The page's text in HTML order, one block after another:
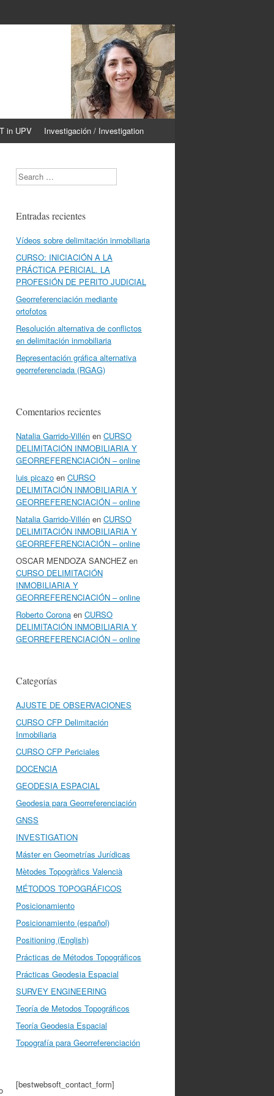
in UPV Investigación / Investigation
Search
Entradas recientes
Vídeos sobre delimitación inmobiliaria
CURSO: INICIACIÓN A LA
PRÁCTICA PERICIAL. LA
PROFESIÓN DE PERITO JUDICIAL
Georreferenciación mediante
ortofotos
Resolución alternativa de conflictos
en delimitación inmobiliaria
Representación gráfica alternativa
georreferenciada (RGAG)
Comentarios recientes
Natalia Garrido-Villén en CURSO
DELIMITACIÓN INMOBILIARIA Y
GEORREFERENCIACIÓN – online
luis picazo en CURSO
DELIMITACIÓN INMOBILIARIA Y
GEORREFERENCIACIÓN – online
Natalia Garrido-Villén en CURSO
DELIMITACIÓN INMOBILIARIA Y
GEORREFERENCIACIÓN – online
OSCAR MENDOZA SANCHEZ en
CURSO DELIMITACIÓN
INMOBILIARIA Y
GEORREFERENCIACIÓN – online
Roberto Corona en CURSO
DELIMITACIÓN INMOBILIARIA Y
GEORREFERENCIACIÓN – online
Categorías
AJUSTE DE OBSERVACIONES
CURSO CFP Delimitación
Inmobiliaria
CURSO CFP Periciales
DOCENCIA
GEODESIA ESPACIAL
Geodesia para Georreferenciación
GNSS
INVESTIGATION
Máster en Geometrías Jurídicas
Mètodes Topogràfics Valencià
MÉTODOS TOPOGRÁFICOS
Posicionamiento
Posicionamiento (español)
Positioning (English)
Prácticas de Métodos Topográficos
Prácticas Geodesia Espacial
SURVEY ENGINEERING
Teoría de Metodos Topográficos
Teoría Geodesia Espacial
Topografía para Georreferenciación
[bestwebsoft_contact_form]